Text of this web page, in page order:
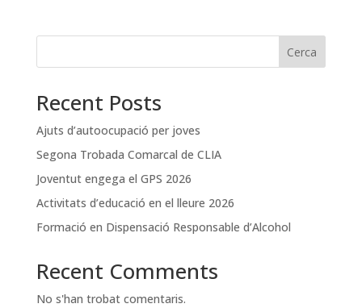
Cerca
Recent Posts
Ajuts d’autoocupació per joves
Segona Trobada Comarcal de CLIA
Joventut engega el GPS 2026
Activitats d’educació en el lleure 2026
Formació en Dispensació Responsable d’Alcohol
Recent Comments
No s'han trobat comentaris.